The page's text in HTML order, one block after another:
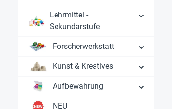
Lehrmittel -
Sekundarstufe
Forscherwerkstatt
Kunst & Kreatives
Aufbewahrung
NEU